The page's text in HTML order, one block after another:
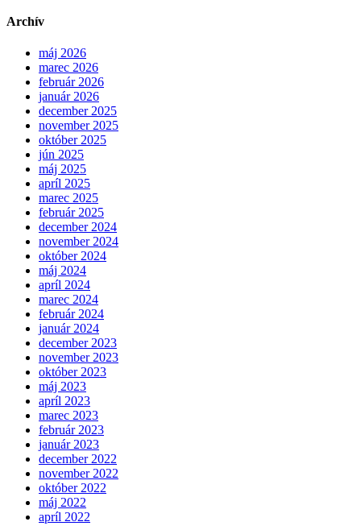
Archív
máj 2026
marec 2026
február 2026
január 2026
december 2025
november 2025
október 2025
jún 2025
máj 2025
apríl 2025
marec 2025
február 2025
december 2024
november 2024
október 2024
máj 2024
apríl 2024
marec 2024
február 2024
január 2024
december 2023
november 2023
október 2023
máj 2023
apríl 2023
marec 2023
február 2023
január 2023
december 2022
november 2022
október 2022
máj 2022
apríl 2022